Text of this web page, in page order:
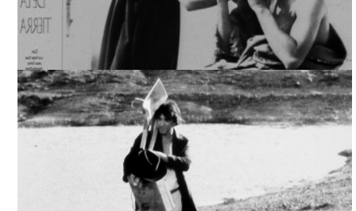
LA ORILLA DE LA TIERRA, ARCHIVO CINETECA NACIONAL